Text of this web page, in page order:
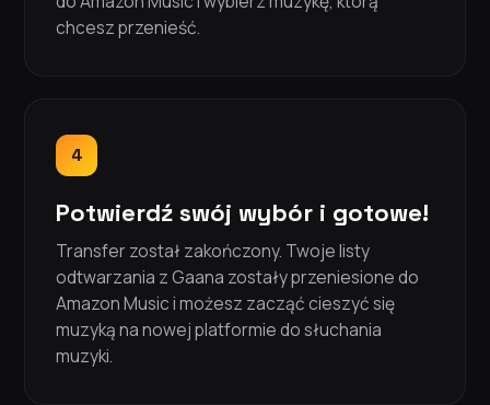
chcesz przenieść.
4
Potwierdź swój wybór i gotowe!
Transfer został zakończony. Twoje listy
odtwarzania z Gaana zostały przeniesione do
Amazon Music i możesz zacząć cieszyć się
muzyką na nowej platformie do słuchania
muzyki.